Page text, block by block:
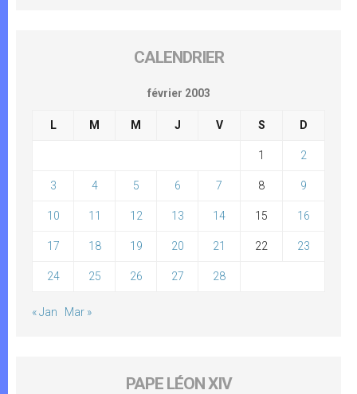
CALENDRIER
février 2003
L M M J V S D
1 2
3 4 5 6 7 8 9
10 11 12 13 14 15 16
17 18 19 20 21 22 23
24 25 26 27 28
« Jan Mar »
PAPE LÉON XIV